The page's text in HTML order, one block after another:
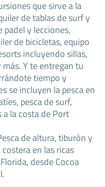
que sirve a la
de tablas de surf y
padel y lecciones,
de bicicletas, equipo
incluyendo sillas,
Y te entregan tu
tiempo y
se incluyen la pesca en
pesca de surf,
a la costa de Port
de altura, tiburón y
en las ricas
desde Cocoa